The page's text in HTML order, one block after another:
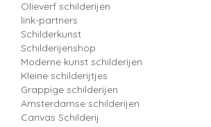
Olieverf schilderijen
link-partners
Schilderkunst
Schilderijenshop
Moderne kunst schilderijen
Kleine schilderijtjes
Grappige schilderijen
Amsterdamse schilderijen
Canvas Schilderij